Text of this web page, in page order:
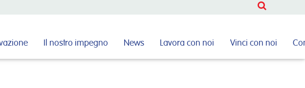
Il nostro impegno News Lavora con noi Vinci con noi